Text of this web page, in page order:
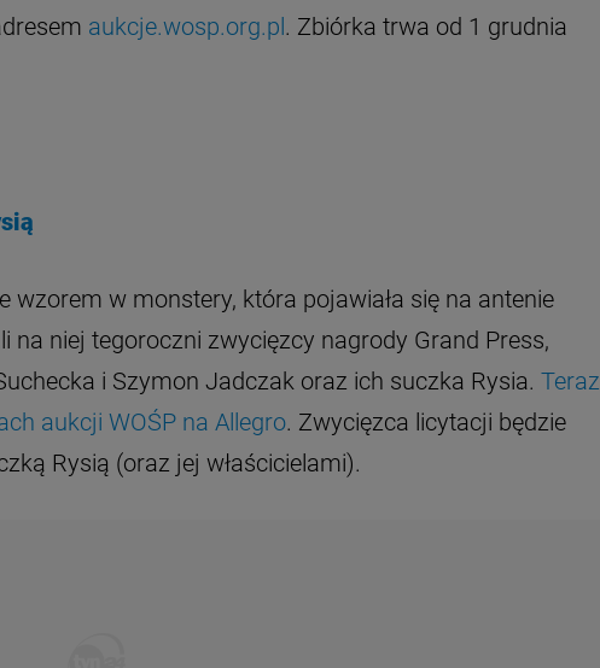
aukcje.wosp.org.pl. Zbiórka trwa od 1 grudnia
wzorem w monstery, która pojawiała się na antenie
na niej tegoroczni zwycięzcy nagrody Grand Press,
i Szymon Jadczak oraz ich suczka Rysia. Teraz
aukcji WOŚP na Allegro. Zwycięzca licytacji będzie
Rysią (oraz jej właścicielami).